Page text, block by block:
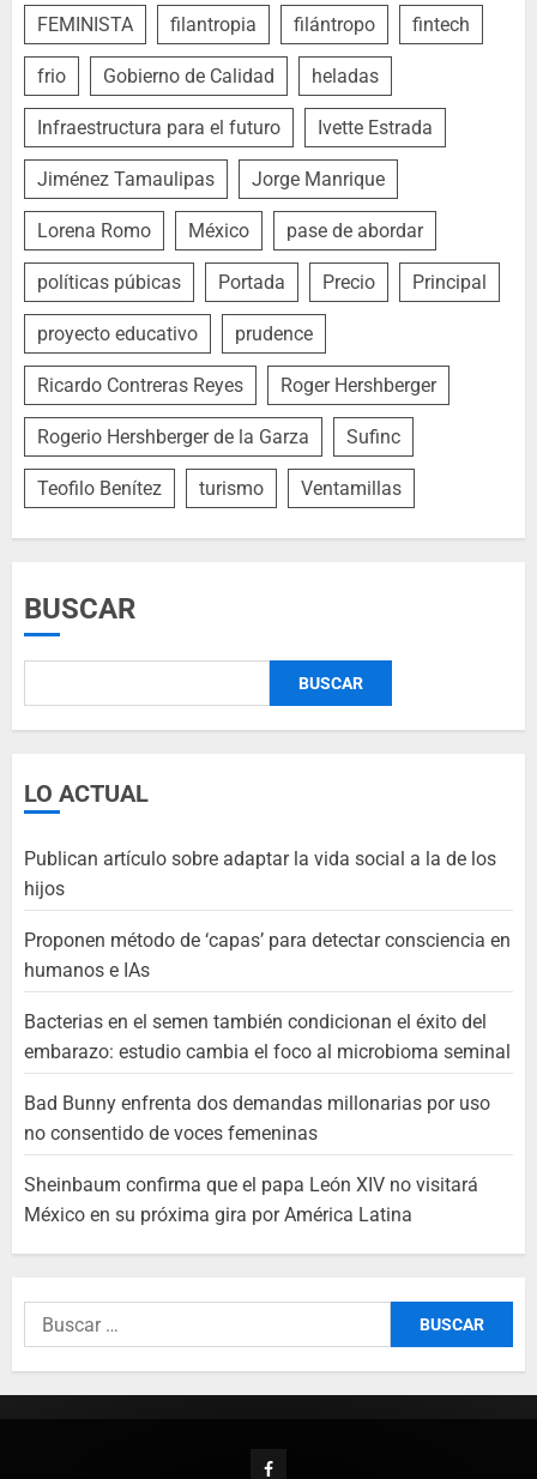
FEMINISTA filantropia filántropo fintech
frio Gobierno de Calidad heladas
Infraestructura para el futuro Ivette Estrada
Jiménez Tamaulipas Jorge Manrique
Lorena Romo México pase de abordar
políticas púbicas Portada Precio Principal
proyecto educativo prudence
Ricardo Contreras Reyes Roger Hershberger
Rogerio Hershberger de la Garza Sufinc
Teofilo Benítez turismo Ventamillas
BUSCAR
BUSCAR
LO ACTUAL
Publican artículo sobre adaptar la vida social a la de los
hijos
Proponen método de ‘capas’ para detectar consciencia en
humanos e IAs
Bacterias en el semen también condicionan el éxito del
embarazo: estudio cambia el foco al microbioma seminal
Bad Bunny enfrenta dos demandas millonarias por uso
no consentido de voces femeninas
Sheinbaum confirma que el papa León XIV no visitará
México en su próxima gira por América Latina